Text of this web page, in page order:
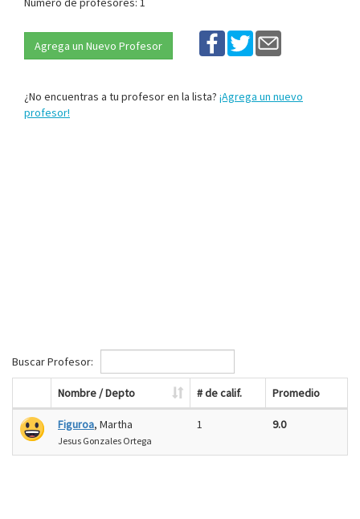
Agrega un Nuevo Profesor
¿No encuentras a tu profesor en la lista? ¡Agrega un nuevo
profesor!
Buscar Profesor:
Nombre / Depto # de calif. Promedio
Figuroa, Martha
Jesus Gonzales Ortega
1 9.0